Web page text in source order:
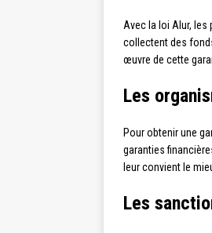
Avec la loi Alur,
collectent des
œuvre de cette
Les
Pour obtenir une
garanties
leur convient le
Les